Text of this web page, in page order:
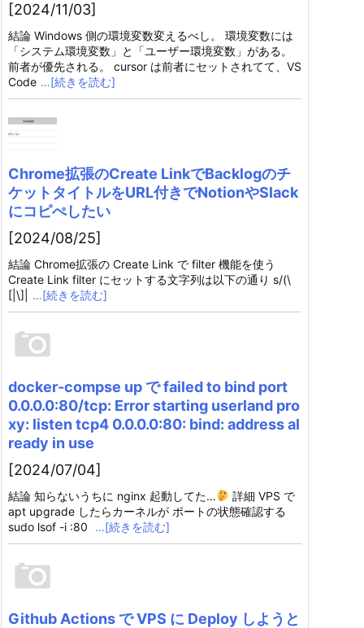
[2024/11/03]
結論 Windows 側の環境変数変えるべし。 環境変数には
「システム環境変数」と「ユーザー環境変数」がある。
前者が優先される。 cursor は前者にセットされてて、VS
Code …[続きを読む]
Chrome拡張のCreate LinkでBacklogのチ
ケットタイトルをURL付きでNotionやSlack
にコピぺしたい
[2024/08/25]
結論 Chrome拡張の Create Link で filter 機能を使う
Create Link filter にセットする文字列は以下の通り s/(\
[|\]|
…[続きを読む]
docker-compse up で failed to bind port
0.0.0.0:80/tcp: Error starting userland pro
xy: listen tcp4 0.0.0.0:80: bind: address al
ready in use
[2024/07/04]
結論 知らないうちに nginx 起動してた…
詳細 VPS で
apt upgrade したらカーネルが ポートの状態確認する
sudo lsof -i :80
…[続きを読む]
Github Actions で VPS に Deploy しようと